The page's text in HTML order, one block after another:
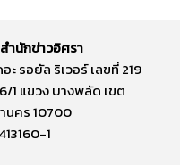
ำนักข่าวอิศรา
ะ รอยัล ริเวอร์ เลขที่ 219
แขวง บางพลัด เขต
นคร 10700
1